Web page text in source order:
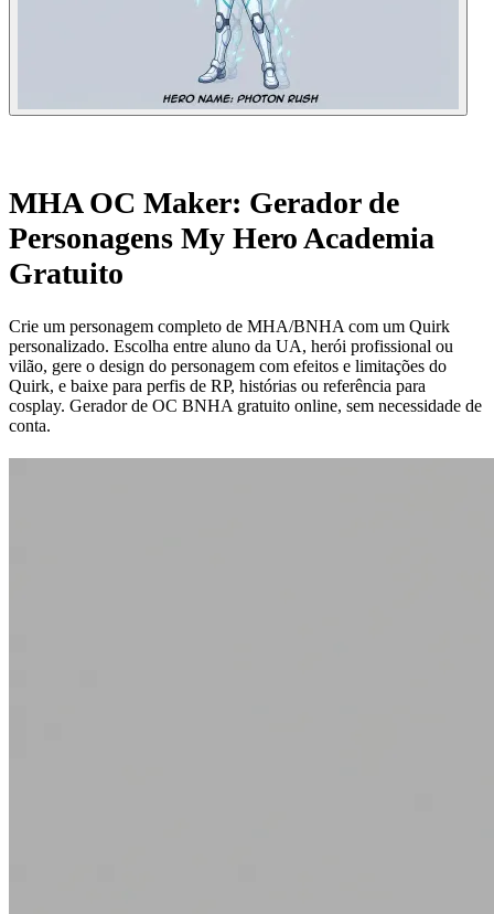
MHA OC Maker: Gerador de
Personagens My Hero Academia
Gratuito
Crie um personagem completo de MHA/BNHA com um Quirk
personalizado. Escolha entre aluno da UA, herói profissional ou
vilão, gere o design do personagem com efeitos e limitações do
Quirk, e baixe para perfis de RP, histórias ou referência para
cosplay. Gerador de OC BNHA gratuito online, sem necessidade de
conta.